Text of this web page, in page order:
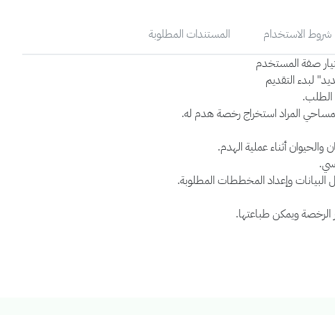
شروط الاستخدام
المستندات المطلوبة
صفة المستخدم
لبدء التقديم
الطلب.
المساحي المراد استخراج رخصة هدم له.
والحيوان أثناء عملية الهدم.
البيانات وإعداد المخططات المطلوبة.
ويمكن طباعتها.